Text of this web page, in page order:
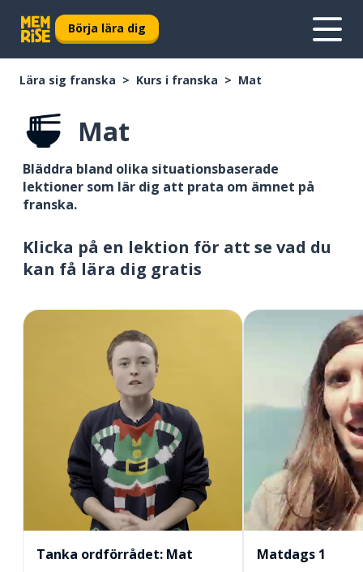
Börja lära dig
Lära sig franska Kurs i franska Mat
Mat
Bläddra bland olika situationsbaserade
lektioner som lär dig att prata om ämnet på
franska.
Klicka på en lektion för att se vad du
kan få lära dig gratis
Tanka ordförrådet: Mat Matdags 1